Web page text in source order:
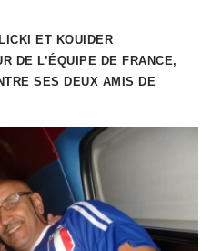
ET KOUIDER
DE L’ÉQUIPE DE FRANCE,
SES DEUX AMIS DE